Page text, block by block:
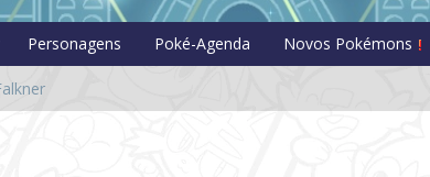
Personagens Poké-Agenda Novos Pokémons